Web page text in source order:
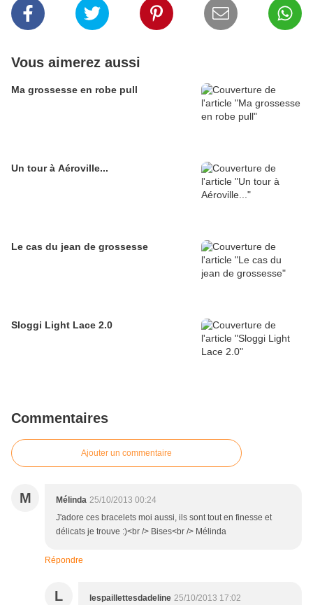
Vous aimerez aussi
Ma grossesse en robe pull
Un tour à Aéroville...
Le cas du jean de grossesse
Sloggi Light Lace 2.0
Commentaires
Ajouter un commentaire
M Mélinda 25/10/2013 00:24
J'adore ces bracelets moi aussi, ils sont tout en finesse et
délicats je trouve :)<br /> Bises<br /> Mélinda
Répondre
L lespaillettesdadeline 25/10/2013 17:02